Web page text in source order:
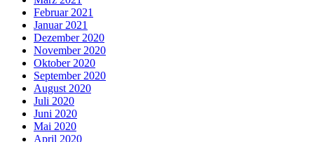
Februar 2021
Januar 2021
Dezember 2020
November 2020
Oktober 2020
September 2020
August 2020
Juli 2020
Juni 2020
Mai 2020
April 2020